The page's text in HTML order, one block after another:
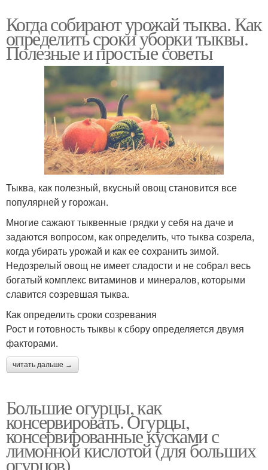
Когда собирают урожай тыква. Как
определить сроки уборки тыквы.
Полезные и простые советы
Тыква, как полезный, вкусный овощ становится все
популярней у горожан.
Многие сажают тыквенные грядки у себя на даче и
задаются вопросом, как определить, что тыква созрела,
когда убирать урожай и как ее сохранить зимой.
Недозрелый овощ не имеет сладости и не собрал весь
богатый комплекс витаминов и минералов, которыми
славится созревшая тыква.
Как определить сроки созревания
Рост и готовность тыквы к сбору определяется двумя
факторами.
читать дальше →
Большие огурцы, как
консервировать. Огурцы,
консервированные кусками с
лимонной кислотой (для больших
огурцов)